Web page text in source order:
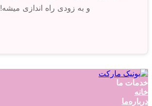
و به زودی راه اندازی میشه!
خدمات ما
خانه
درباره‌ما